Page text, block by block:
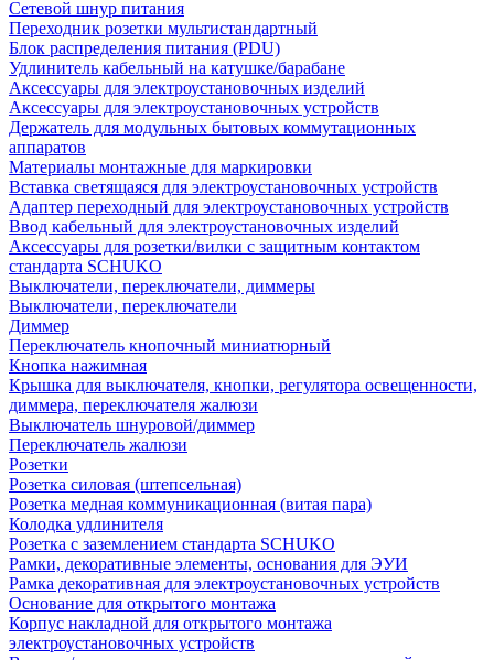
Сетевой шнур питания
Переходник розетки мультистандартный
Блок распределения питания (PDU)
Удлинитель кабельный на катушке/барабане
Аксессуары для электроустановочных изделий
Аксессуары для электроустановочных устройств
Держатель для модульных бытовых коммутационных
аппаратов
Материалы монтажные для маркировки
Вставка светящаяся для электроустановочных устройств
Адаптер переходный для электроустановочных устройств
Ввод кабельный для электроустановочных изделий
Аксессуары для розетки/вилки с защитным контактом
стандарта SCHUKO
Выключатели, переключатели, диммеры
Выключатели, переключатели
Диммер
Переключатель кнопочный миниатюрный
Кнопка нажимная
Крышка для выключателя, кнопки, регулятора освещенности,
диммера, переключателя жалюзи
Выключатель шнуровой/диммер
Переключатель жалюзи
Розетки
Розетка силовая (штепсельная)
Розетка медная коммуникационная (витая пара)
Колодка удлинителя
Розетка с заземлением стандарта SCHUKO
Рамки, декоративные элементы, основания для ЭУИ
Рамка декоративная для электроустановочных устройств
Основание для открытого монтажа
Корпус накладной для открытого монтажа
электроустановочных устройств